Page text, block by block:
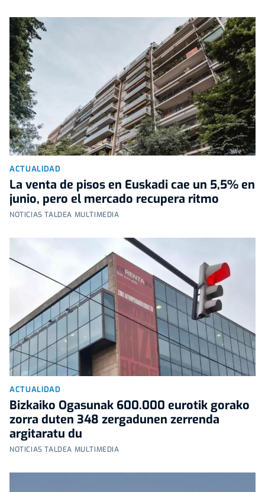
ACTUALIDAD
La venta de pisos en Euskadi cae un 5,5% en
junio, pero el mercado recupera ritmo
NOTICIAS TALDEA MULTIMEDIA
ACTUALIDAD
Bizkaiko Ogasunak 600.000 eurotik gorako
zorra duten 348 zergadunen zerrenda
argitaratu du
NOTICIAS TALDEA MULTIMEDIA